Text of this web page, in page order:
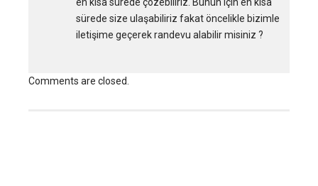
en kısa sürede çözebiliriz. Bunun için en kısa
sürede size ulaşabiliriz fakat öncelikle bizimle
iletişime geçerek randevu alabilir misiniz ?
Comments are closed.